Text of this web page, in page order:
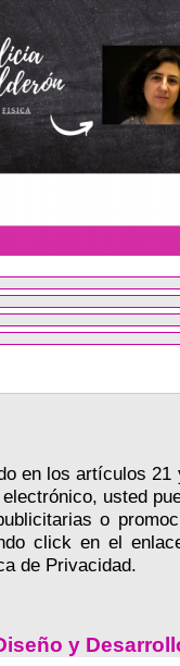
en los artículos
usted
o
click en el
de Privacidad.
y